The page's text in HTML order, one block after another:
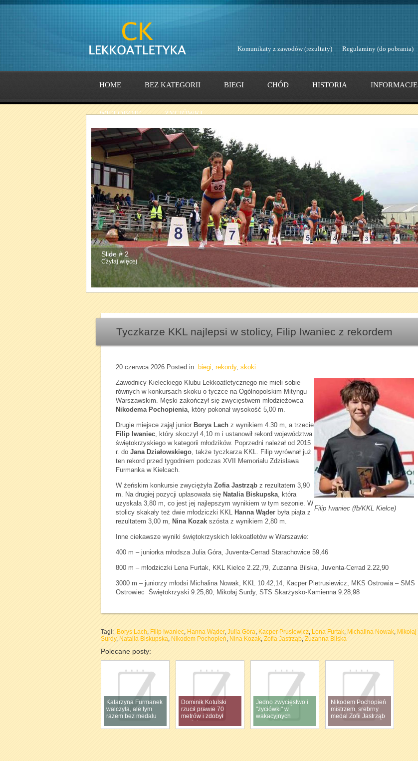
Komunikaty z zawodów (rezultaty) Regulaminy (do pobrania)
HOME BEZ KATEGORII BIEGI CHÓD HISTORIA INFORMACJE
WIELOBOJE ŻYCIÓWKI
Slide # 2
Czytaj więcej
Slide # 3
Czytaj więcej
1 2 3 5 6 7
Tyczkarze KKL najlepsi w stolicy, Filip Iwaniec z rekordem
20 czerwca 2026 Posted in biegi, rekordy, skoki
Filip Iwaniec (fb/KKL Kielce)
Zawodnicy Kieleckiego Klubu Lekkoatletycznego nie mieli sobie
równych w konkursach skoku o tyczce na Ogólnopolskim Mityngu
Warszawskim. Męski zakończył się zwycięstwem młodzieżowca
Nikodema Pochopienia, który pokonał wysokość 5,00 m.
Drugie miejsce zajął junior Borys Lach z wynikiem 4.30 m, a trzecie
Filip Iwaniec, który skoczył 4,10 m i ustanowił rekord województwa
świętokrzyskiego w kategorii młodzików. Poprzedni należał od 2015
r. do Jana Działowskiego, także tyczkarza KKL. Filip wyrównał już
ten rekord przed tygodniem podczas XVII Memoriału Zdzisława
Furmanka w Kielcach.
W żeńskim konkursie zwyciężyła Zofia Jastrząb z rezultatem 3,90
m. Na drugiej pozycji uplasowała się Natalia Biskupska, która
uzyskała 3,80 m, co jest jej najlepszym wynikiem w tym sezonie. W
stolicy skakały też dwie młodziczki KKL Hanna Wąder była piąta z
rezultatem 3,00 m, Nina Kozak szósta z wynikiem 2,80 m.
Inne ciekawsze wyniki świętokrzyskich lekkoatletów w Warszawie:
400 m – juniorka młodsza Julia Góra, Juventa-Cerrad Starachowice 59,46
800 m – młodziczki Lena Furtak, KKL Kielce 2.22,79, Zuzanna Bilska, Juventa-Cerrad 2.22,90
3000 m – juniorzy młodsi Michalina Nowak, KKL 10.42,14, Kacper Pietrusiewicz, MKS Ostrowia – SMS
Ostrowiec Świętokrzyski 9.25,80, Mikołaj Surdy, STS Skarżysko-Kamienna 9.28,98
Tagi: Borys Lach, Filip Iwaniec, Hanna Wąder, Julia Góra, Kacper Prusiewicz, Lena Furtak, Michalina Nowak, Mikołaj
Surdy, Natalia Biskupska, Nikodem Pochopień, Nina Kozak, Zofia Jastrząb, Zuzanna Bilska
Polecane posty:
Katarzyna Furmanek
walczyła, ale tym
razem bez medalu
Dominik Kotulski
rzucił prawie 70
metrów i zdobył
medal
Jedno zwycięstwo i
"życiówki" w
wakacyjnych
zawodach
Nikodem Pochopień
mistrzem, srebrny
medal Zofii Jastrząb